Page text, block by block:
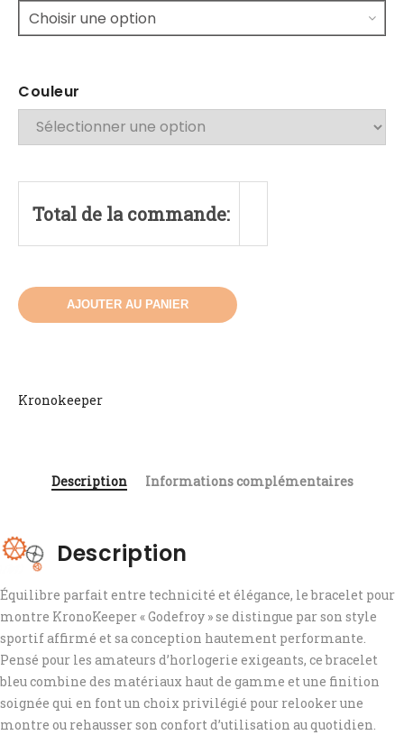
Couleur
Total de la commande:
AJOUTER AU PANIER
Kronokeeper
Description Informations complémentaires
Description
Équilibre parfait entre technicité et élégance, le bracelet pour
montre KronoKeeper « Godefroy » se distingue par son style
sportif affirmé et sa conception hautement performante.
Pensé pour les amateurs d’horlogerie exigeants, ce bracelet
bleu combine des matériaux haut de gamme et une finition
soignée qui en font un choix privilégié pour relooker une
montre ou rehausser son confort d’utilisation au quotidien.